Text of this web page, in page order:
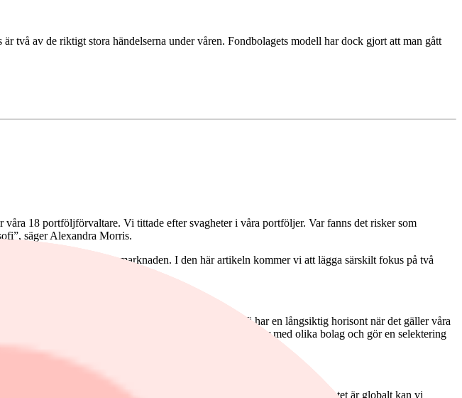
två av de riktigt stora händelserna under våren. Fondbolagets modell har dock gjort att man gått
18 portföljförvaltare. Vi tittade efter svagheter i våra portföljer. Var fanns det risker som
säger Alexandra Morris.
på den svenska marknaden. I den här artikeln kommer vi att lägga särskilt fokus på två
fokuserar på fastigheter.
och investerar i företag med starka kassaflöden. Vi har en långsiktig horisont när det gäller våra
i världen. Vi tittar inte på index, utan vi tittar på mängder med olika bolag och gör en selektering
som Mastercard och Visa.
och som är del av en megatrend, digitaliseringen. I och med att mandatet är globalt kan vi